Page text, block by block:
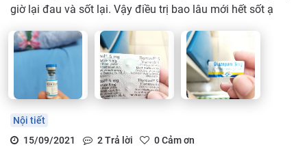
giờ lại đau và sốt lại. Vậy điều trị bao lâu mới hết sốt ạ
Nội tiết
15/09/2021
2Trả lời 0Cảm ơn